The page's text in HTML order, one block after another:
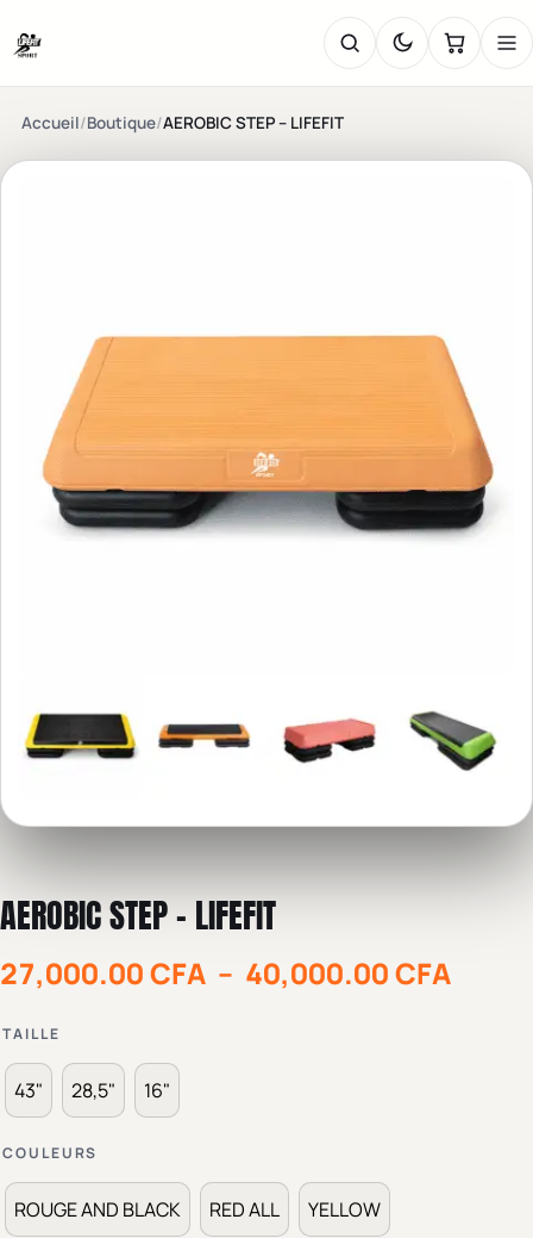
Accueil/Boutique/AEROBIC STEP – LIFEFIT
AEROBIC STEP – LIFEFIT
27,000.00CFA – 40,000.00CFA
TAILLE
43" 28,5" 16"
COULEURS
ROUGE AND BLACK RED ALL YELLOW